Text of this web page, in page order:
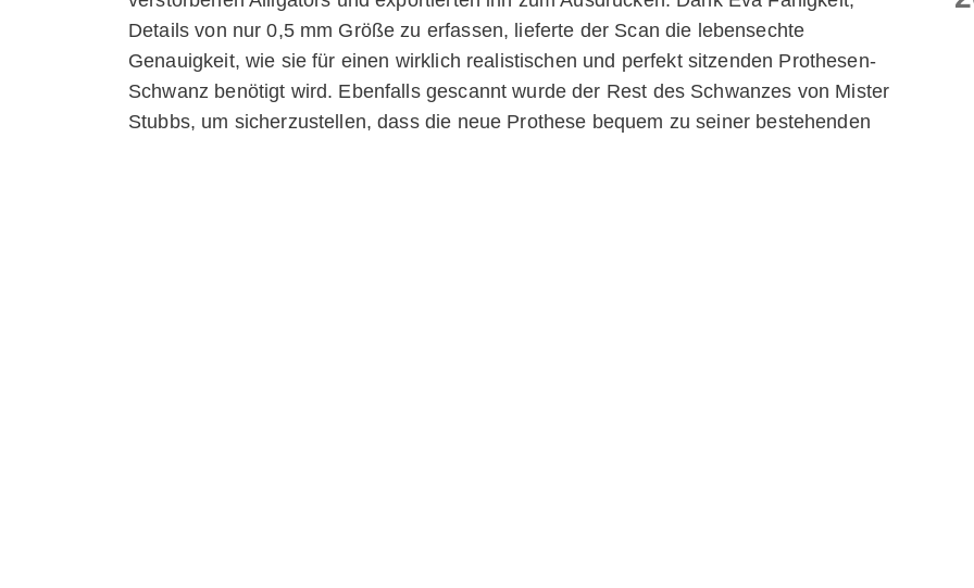
Details von nur 0,5 mm Größe zu erfassen, lieferte der Scan die lebensechte
Genauigkeit, wie sie für einen wirklich realistischen und perfekt sitzenden Prothesen-
Schwanz benötigt wird. Ebenfalls gescannt wurde der Rest des Schwanzes von Mister
Stubbs, um sicherzustellen, dass die neue Prothese bequem zu seiner bestehenden